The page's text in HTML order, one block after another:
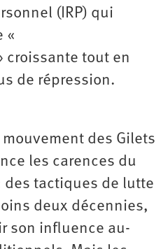
(IRP) qui
«
croissante tout en
de répression.
des Gilets
les carences du
des tactiques de lutte
deux décennies,
son influence au-